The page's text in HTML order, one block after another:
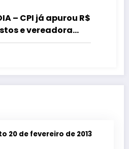
– CPI já apurou R$
e vereadora
aprovar R$ 9,5
20 de fevereiro de 2013